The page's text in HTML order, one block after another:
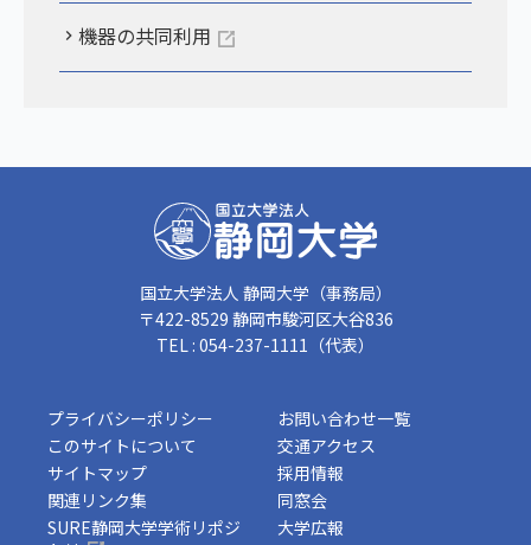
機器の共同利用
国立大学法人 静岡大学（事務局）
〒422-8529 静岡市駿河区大谷836
TEL : 054-237-1111（代表）
プライバシーポリシー
このサイトについて
サイトマップ
関連リンク集
お問い合わせ一覧
交通アクセス
採用情報
同窓会
SURE静岡大学学術リポジ
大学広報